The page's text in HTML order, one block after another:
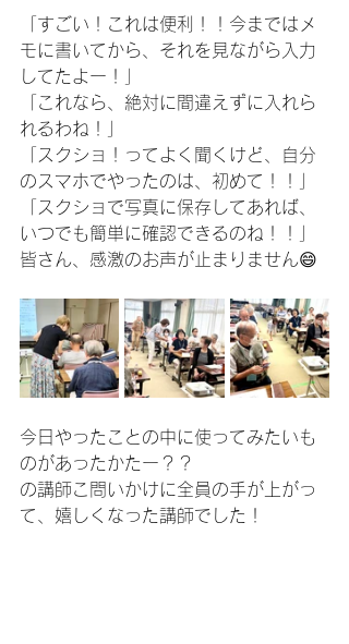
「すごい！これは便利！！今まではメ
モに書いてから、それを見ながら入力
してたよー！」
「これなら、絶対に間違えずに入れら
れるわね！」
「スクショ！ってよく聞くけど、自分
のスマホでやったのは、初めて！！」
「スクショで写真に保存してあれば、
いつでも簡単に確認できるのね！！」
皆さん、感激のお声が止まりません😄
今日やったことの中に使ってみたいも
のがあったかたー？？
の講師こ問いかけに全員の手が上がっ
て、嬉しくなった講師でした！